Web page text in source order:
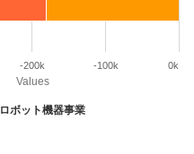
Values
ロボット機器事業
-200k -100k 0k